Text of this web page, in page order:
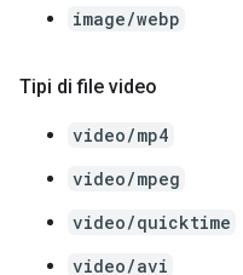
image/webp
Tipi di file video
video/mp4
video/mpeg
video/quicktime
video/avi